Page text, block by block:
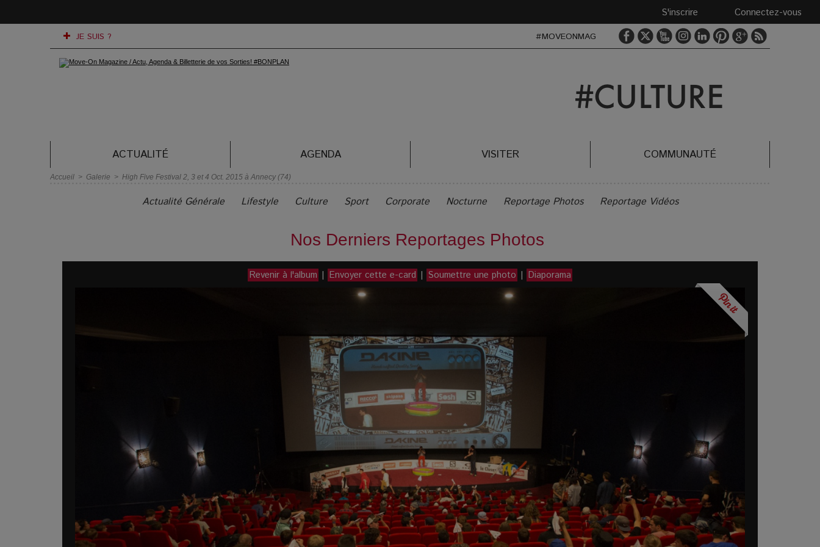
Connectez-vous
S'inscrire
JE SUIS ? #MOVEONMAG
ACTUALITÉ AGENDA VISITER COMMUNAUTÉ
Accueil > Galerie > High Five Festival 2, 3 et 4 Oct. 2015 à Annecy (74)
Actualité Générale Lifestyle Culture Sport Corporate Nocturne Reportage Photos Reportage Vidéos
Nos Derniers Reportages Photos
Revenir à l'album | Envoyer cette e-card | Soumettre une photo | Diaporama